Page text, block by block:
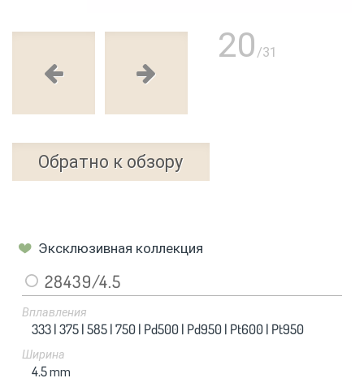
20 /31
Обратно к обзору
Эксклюзивная коллекция
28439/4.5
Вплавления
333 |375 |585 |750 | Pd500 | Pd950 | Pt600 | Pt950
Ширина
4.5mm